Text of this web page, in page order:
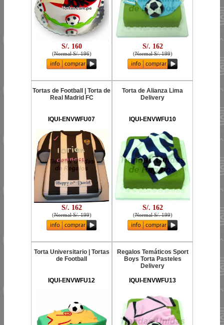
S/. 160
(Normal S/. 196)
S/. 162
(Normal S/. 199)
Tortas de Football | Torta de
Real Madrid FC
IQUI-ENVWFU07
S/. 162
(Normal S/. 199)
Torta de Alianza Lima
Delivery
IQUI-ENVWFU10
S/. 162
(Normal S/. 199)
Torta Universitario | Tortas
de Football
IQUI-ENVWFU12
Regalos Temáticos Sport
Boys Torta Pasteles
Delivery
IQUI-ENVWFU13